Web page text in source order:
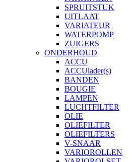
SPRUITSTUK
UITLAAT
VARIATEUR
WATERPOMP
ZUIGERS
ONDERHOUD
ACCU
ACCUlader(s)
BANDEN
BOUGIE
LAMPEN
LUCHTFILTER
OLIE
OLIEFILTER
OLIEFILTERS
V-SNAAR
VARIOROLLEN